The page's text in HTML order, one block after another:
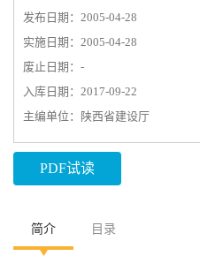
发布日期：2005-04-28
实施日期：2005-04-28
废止日期：-
入库日期：2017-09-22
主编单位：陕西省建设厅
PDF试读
简介 目录